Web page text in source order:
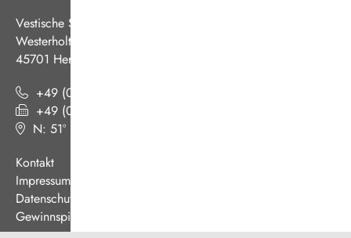
Vestische Straßenbahnen GmbH
Westerholter Straße 550
45701 Herten
+49 (0) 2366 186 - 0
+49 (0) 2366 186 - 444
N: 51º 36’ 38“ E: 07º 08’ 07“
Kontakt
Impressum
Datenschutz
Gewinnspiel AGB